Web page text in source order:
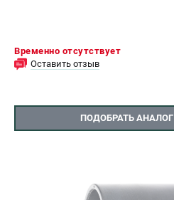
Временно отсутствует
Оставить отзыв
ПОДОБРАТЬ АНАЛОГ